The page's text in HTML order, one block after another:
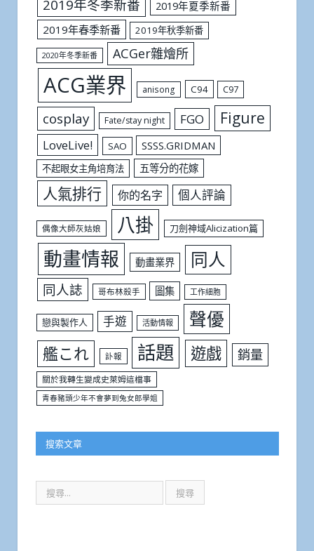
2019年冬季新番
2019年夏季新番
2019年春季新番
2019年秋季新番
2020年冬季新番 ACGer雜燴所
ACG業界 anisong C94 C97
cosplay Fate/stay night FGO Figure
LoveLive! SAO SSSS.GRIDMAN
不起眼女主角培育法 五等分的花嫁
人氣排行 你的名字 個人評論
偶像大師灰姑娘 八掛 刀劍神域Alicization篇
動畫情報 動畫業界 同人
同人誌 哥布林殺手 圖集 工作細胞
戀與製作人 手遊 活動情報 聲優
艦これ 訃報 話題 遊戲 銷量
關於我轉生變成史萊姆這檔事
青春豬頭少年不會夢到兔女郎學姐
搜索文章